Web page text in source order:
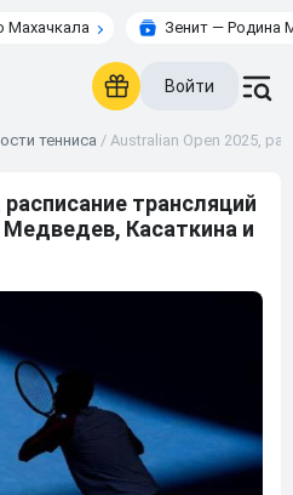
Махачкала Зенит — Родина
Войти
тенниса / Australian Open 2025,
трансляций
Касаткина и